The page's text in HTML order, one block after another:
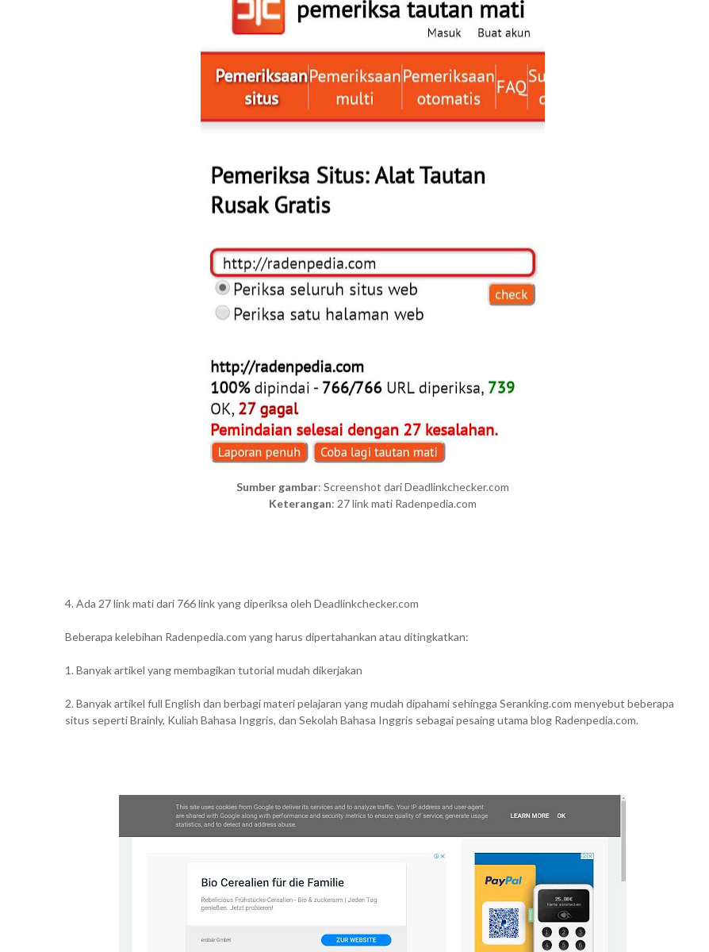
Sumber gambar: Screenshot dari Deadlinkchecker.com
Keterangan: 27 link mati Radenpedia.com
4. Ada 27 link mati dari 766 link yang diperiksa oleh Deadlinkchecker.com
Beberapa kelebihan Radenpedia.com yang harus dipertahankan atau ditingkatkan:
1. Banyak artikel yang membagikan tutorial mudah dikerjakan
2. Banyak artikel full English dan berbagi materi pelajaran yang mudah dipahami sehingga Seranking.com menyebut beberapa
situs seperti Brainly, Kuliah Bahasa Inggris, dan Sekolah Bahasa Inggris sebagai pesaing utama blog Radenpedia.com.